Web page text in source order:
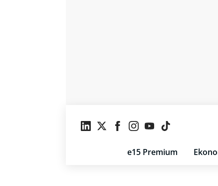
e15 Premium